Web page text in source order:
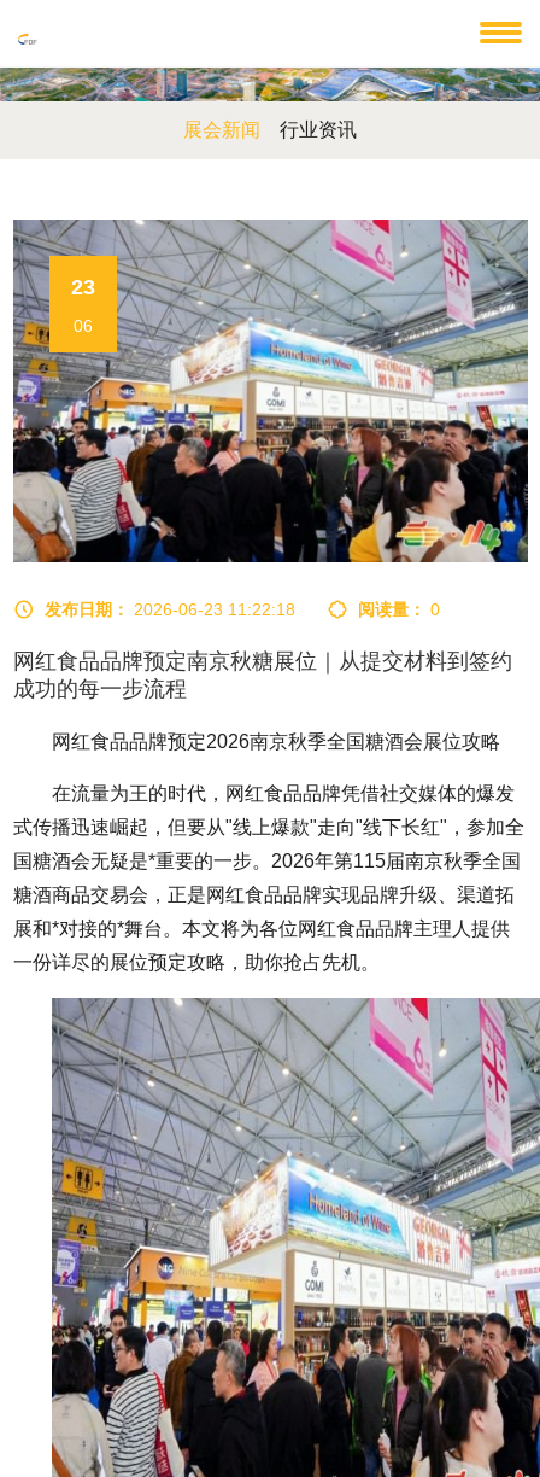
展会新闻 行业资讯
23
06
发布日期： 2026-06-23 11:22:18 阅读量： 0
网红食品品牌预定南京秋糖展位｜从提交材料到签约
成功的每一步流程
网红食品品牌预定2026南京秋季全国糖酒会展位攻略
在流量为王的时代，网红食品品牌凭借社交媒体的爆发
式传播迅速崛起，但要从"线上爆款"走向"线下长红"，参加全
国糖酒会无疑是*重要的一步。2026年第115届南京秋季全国
糖酒商品交易会 ，正是网红食品品牌实现品牌升级、渠道拓
展和*对接的*舞台。本文将为各位网红食品品牌主理人提供
一份详尽的展位预定攻略，助你抢占先机。